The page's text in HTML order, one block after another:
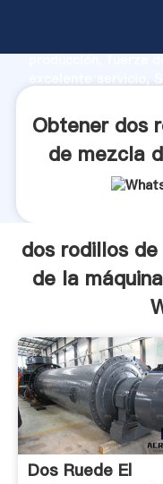
producción, fuerza
valor y aporta
Obtener dos
de mezcla
dos rodillos
de la
Dos Ruede El